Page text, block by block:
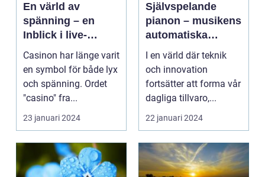
En värld av
spänning – en
Inblick i live-
casino
Casinon har länge varit
en symbol för både lyx
och spänning. Ordet
"casino" fra...
23 januari 2024
Självspelande
pianon – musikens
automatiska
framtid
I en värld där teknik
och innovation
fortsätter att forma vår
dagliga tillvaro,...
22 januari 2024